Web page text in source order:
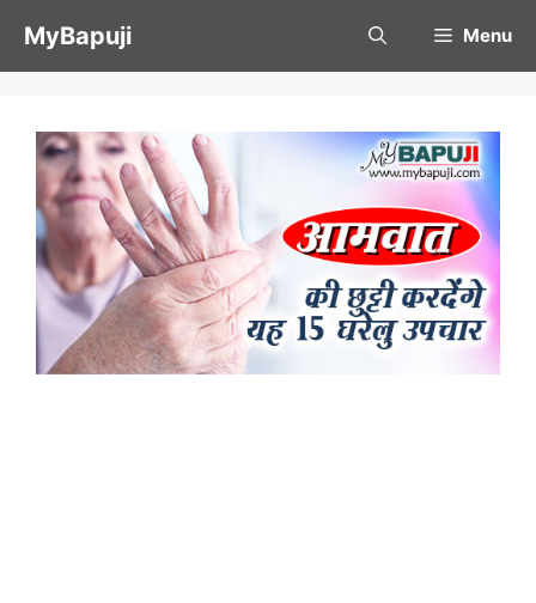
MyBapuji Menu